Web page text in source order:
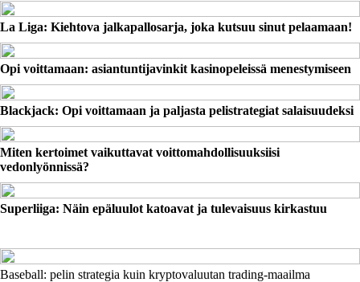
La Liga: Kiehtova jalkapallosarja, joka kutsuu sinut pelaamaan!
Opi voittamaan: asiantuntijavinkit kasinopeleissä menestymiseen
Blackjack: Opi voittamaan ja paljasta peli­strategiat salaisuudeksi
Miten kertoimet vaikuttavat voittomahdollisuuksiisi
vedonlyönnissä?
Superliiga: Näin epäluulot katoavat ja tulevaisuus kirkastuu
Baseball: pelin strategia kuin kryptovaluutan trading-maailma